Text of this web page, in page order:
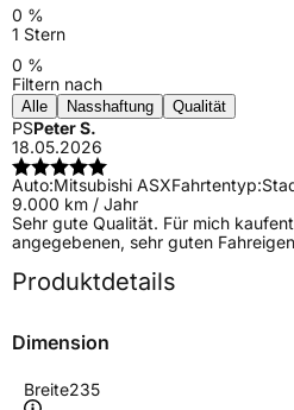
0 %
1 Stern
0 %
Filtern nach
Alle Nasshaftung Qualität
PSPeter S.
18.05.2026
Auto:Mitsubishi ASXFahrtentyp:
9.000 km / Jahr
Sehr gute Qualität. Für mich
angegebenen, sehr guten
Produktdetails
Dimension
Breite235